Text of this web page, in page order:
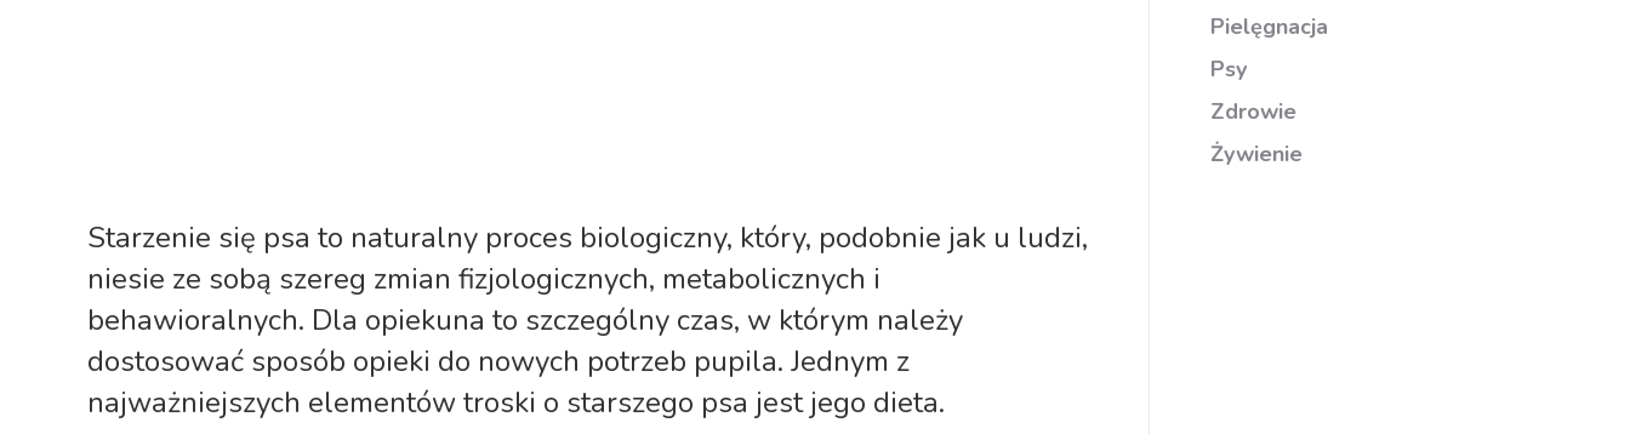
Starzenie się psa to naturalny proces biologiczny, który, podobnie jak u ludzi,
niesie ze sobą szereg zmian fizjologicznych, metabolicznych i
behawioralnych. Dla opiekuna to szczególny czas, w którym należy
dostosować sposób opieki do nowych potrzeb pupila. Jednym z
najważniejszych elementów troski o starszego psa jest jego dieta.
Pielęgnacja
Psy
Zdrowie
Żywienie